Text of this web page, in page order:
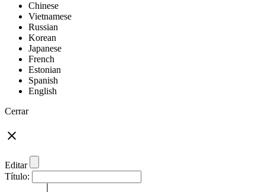
Chinese
Vietnamese
Russian
Korean
Japanese
French
Estonian
Spanish
English
Cerrar
Editar
Título: